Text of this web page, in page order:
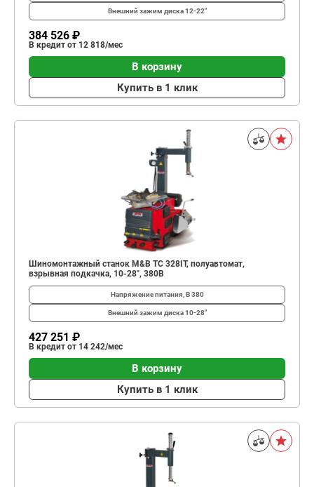
Внешний зажим диска12-22"
384 526 ₽
В кредит от 12 818/мес
В корзину
Купить в 1 клик
Шиномонтажный станок M&B TC 328IT, полуавтомат,
взрывная подкачка, 10-28", 380В
Напряжение питания, В380
Внешний зажим диска10-28"
427 251 ₽
В кредит от 14 242/мес
В корзину
Купить в 1 клик